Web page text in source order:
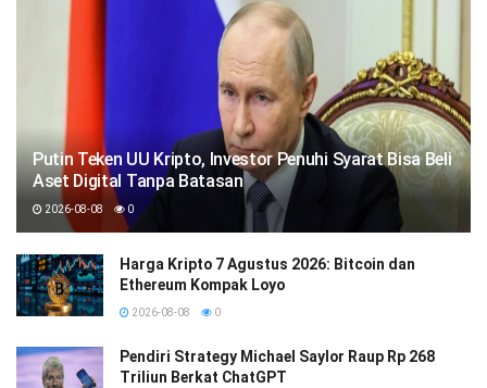
Putin Teken UU Kripto, Investor Penuhi Syarat Bisa Beli
Aset Digital Tanpa Batasan
2026-08-08 0
Harga Kripto 7 Agustus 2026: Bitcoin dan
Ethereum Kompak Loyo
2026-08-08 0
Pendiri Strategy Michael Saylor Raup Rp 268
Triliun Berkat ChatGPT